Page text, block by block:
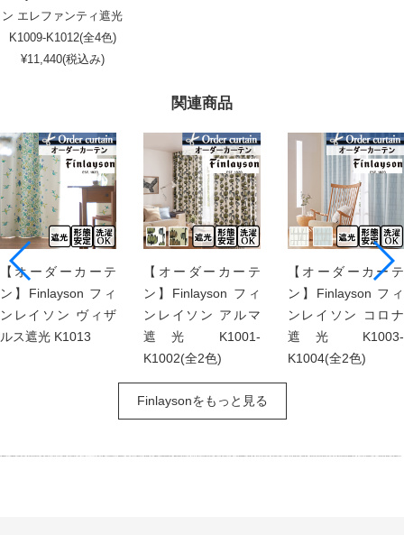
関連商品
【オーダーカーテ
ン】Finlayson フィ
ンレイソン ヴィザ
ルス遮光 K1013
【オーダーカーテ
ン】Finlayson フィ
ンレイソン アルマ
遮光 K1001-
K1002(全2色)
【オーダーカーテ
ン】Finlayson フィ
ンレイソン コロナ
遮光 K1003-
K1004(全2色)
Finlaysonをもっと見る
ン エレファンティ遮光
K1009-K1012(全4色)
¥11,440(税込み)